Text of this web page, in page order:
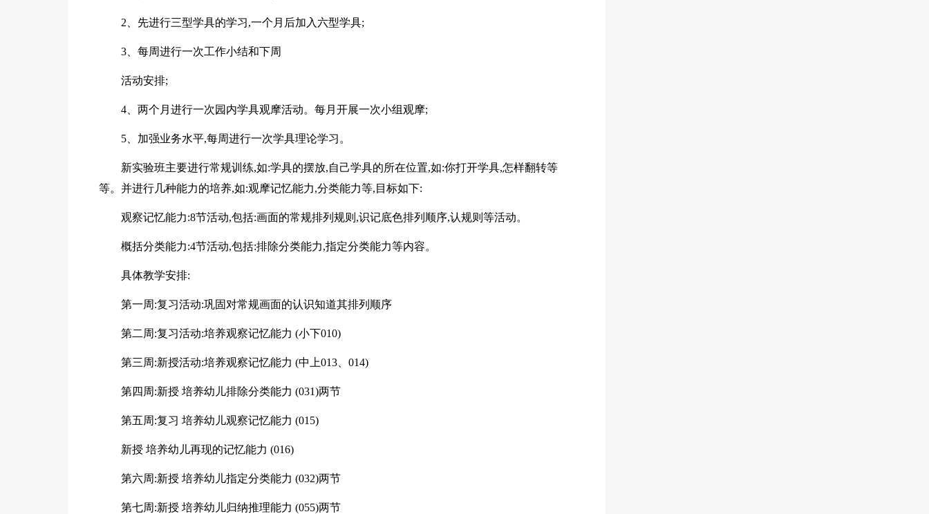
2、先进行三型学具的学习,一个月后加入六型学具;
3、每周进行一次工作小结和下周
活动安排;
4、两个月进行一次园内学具观摩活动。每月开展一次小组观摩;
5、加强业务水平,每周进行一次学具理论学习。
新实验班主要进行常规训练,如:学具的摆放,自己学具的所在位置,如:你打开学具,怎样翻转等
等。并进行几种能力的培养,如:观摩记忆能力,分类能力等,目标如下:
观察记忆能力:8节活动,包括:画面的常规排列规则,识记底色排列顺序,认规则等活动。
概括分类能力:4节活动,包括:排除分类能力,指定分类能力等内容。
具体教学安排:
第一周:复习活动:巩固对常规画面的认识知道其排列顺序
第二周:复习活动:培养观察记忆能力 (小下010)
第三周:新授活动:培养观察记忆能力 (中上013、014)
第四周:新授 培养幼儿排除分类能力 (031)两节
第五周:复习 培养幼儿观察记忆能力 (015)
新授 培养幼儿再现的记忆能力 (016)
第六周:新授 培养幼儿指定分类能力 (032)两节
第七周:新授 培养幼儿归纳推理能力 (055)两节